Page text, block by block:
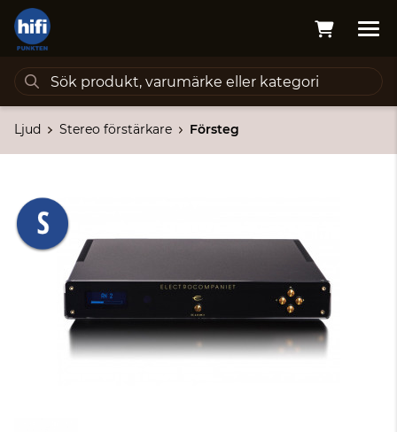
Ljud Stereo förstärkare Försteg